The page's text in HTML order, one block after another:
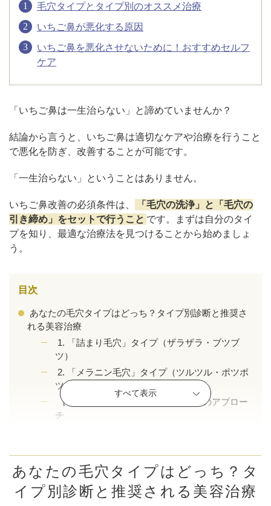
よくあるご質問
オンラインショップ
LINE予約 WEB予約
公式SNS
井畑 峰紀 医師 安形省吾 医師
毛穴タイプとタイプ別のオススメ治療
いちご鼻が悪化する原因
いちご鼻を悪化させないために！おすすめセルフ
ケア
「いちご鼻は一生治らない」と諦めていませんか？
結論から言うと、いちご鼻は適切なケアや治療を行うこと
で悪化を防ぎ、改善することが可能です。
「一生治らない」ということはありません。
いちご鼻改善の必須条件は、
「毛穴の洗浄」と「毛穴の
引き締め」をセットで行うこと です。まずは自分のタイ
プを知り、最適な治療法を見つけることから始めましょ
う。
目次
あなたの毛穴タイプはどっち？タイプ別診断と推奨さ
れる美容治療
1. 「詰まり毛穴」タイプ（ザラザラ・ブツブ
ツ）
2. 「メラニン毛穴」タイプ（ツルツル・ポツポ
ツ）
【全タイプ共通】毛穴の「開き」へのアプロー
チ
②洗いすぎ・強すぎる洗顔
③保湿不足
④紫外線対策不足
すべて表示
あなたの毛穴タイプはどっち？タ
イプ別診断と推奨される美容治療